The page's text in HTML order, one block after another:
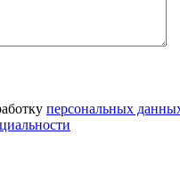
персональных